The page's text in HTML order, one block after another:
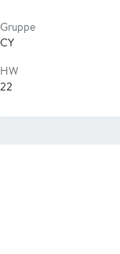
Gruppe
CY
HW
22